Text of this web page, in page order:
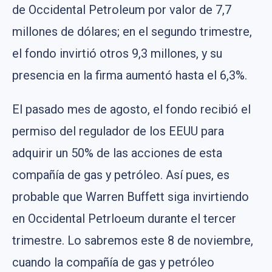
de Occidental Petroleum por valor de 7,7
millones de dólares; en el segundo trimestre,
el fondo invirtió otros 9,3 millones, y su
presencia en la firma aumentó hasta el 6,3%.
El pasado mes de agosto, el fondo recibió el
permiso del regulador de los EEUU para
adquirir un 50% de las acciones de esta
compañía de gas y petróleo. Así pues, es
probable que Warren Buffett siga invirtiendo
en Occidental Petrloeum durante el tercer
trimestre. Lo sabremos este 8 de noviembre,
cuando la compañía de gas y petróleo